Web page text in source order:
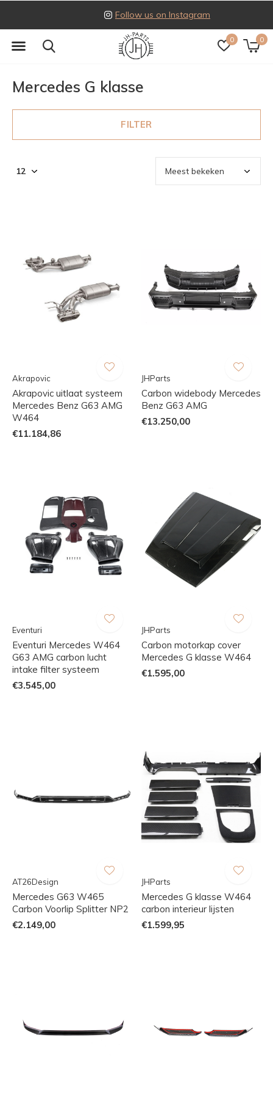
0 0
Follow us on Instagram
Mercedes G klasse
FILTER
Akrapovic
Akrapovic uitlaat systeem
Mercedes Benz G63 AMG
W464
€11.184,86
JHParts
Carbon widebody Mercedes
Benz G63 AMG
€13.250,00
Eventuri
Eventuri Mercedes W464
G63 AMG carbon lucht
intake filter systeem
€3.545,00
JHParts
Carbon motorkap cover
Mercedes G klasse W464
€1.595,00
AT26Design
Mercedes G63 W465
Carbon Voorlip Splitter NP2
€2.149,00
JHParts
Mercedes G klasse W464
carbon interieur lijsten
€1.599,95